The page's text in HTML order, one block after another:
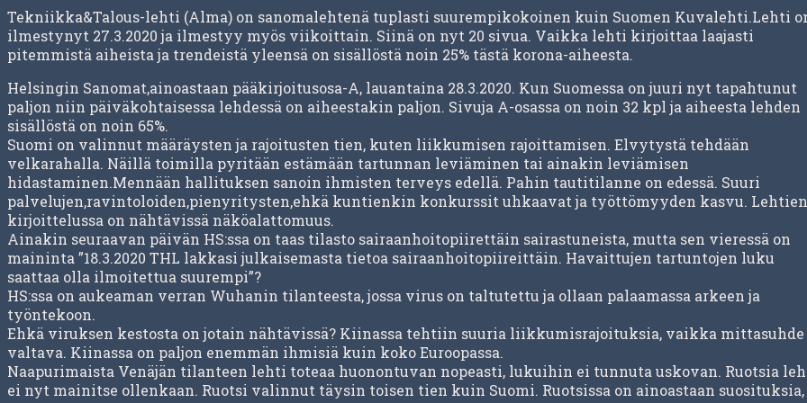
Tekniikka&Talous-lehti (Alma) on sanomalehtenä tuplasti suurempikokoinen kuin Suomen Kuvalehti.Lehti
ilmestynyt 27.3.2020 ja ilmestyy myös viikoittain. Siinä on nyt 20 sivua. Vaikka lehti kirjoittaa laajasti
pitemmistä aiheista ja trendeistä yleensä on sisällöstä noin 25% tästä korona-aiheesta.
Helsingin Sanomat,ainoastaan pääkirjoitusosa-A, lauantaina 28.3.2020. Kun Suomessa on juuri nyt tapahtunut
paljon niin päiväkohtaisessa lehdessä on aiheestakin paljon. Sivuja A-osassa on noin 32 kpl ja aiheesta lehden
sisällöstä on noin 65%.
Suomi on valinnut määräysten ja rajoitusten tien, kuten liikkumisen rajoittamisen. Elvytystä tehdään
velkarahalla. Näillä toimilla pyritään estämään tartunnan leviäminen tai ainakin leviämisen
hidastaminen.Mennään hallituksen sanoin ihmisten terveys edellä. Pahin tautitilanne on edessä. Suuri
palvelujen,ravintoloiden,pienyritysten,ehkä kuntienkin konkurssit uhkaavat ja työttömyyden kasvu. Lehtien
kirjoittelussa on nähtävissä näköalattomuus.
Ainakin seuraavan päivän HS:ssa on taas tilasto sairaanhoitopiirettäin sairastuneista, mutta sen vieressä on
maininta ”18.3.2020 THL lakkasi julkaisemasta tietoa sairaanhoitopiireittäin. Havaittujen tartuntojen luku
saattaa olla ilmoitettua suurempi”?
HS:ssa on aukeaman verran Wuhanin tilanteesta, jossa virus on taltutettu ja ollaan palaamassa arkeen ja
työntekoon.
Ehkä viruksen kestosta on jotain nähtävissä? Kiinassa tehtiin suuria liikkumisrajoituksia, vaikka mittasuhde
valtava. Kiinassa on paljon enemmän ihmisiä kuin koko Euroopassa.
Naapurimaista Venäjän tilanteen lehti toteaa huonontuvan nopeasti, lukuihin ei tunnuta uskovan. Ruotsia
ei nyt mainitse ollenkaan. Ruotsi valinnut täysin toisen tien kuin Suomi. Ruotsissa on ainoastaan suosituksia,